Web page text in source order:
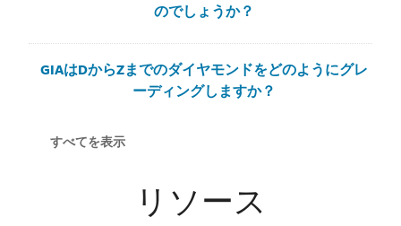
のでしょうか？
GIAはDからZまでのダイヤモンドをどのようにグレ
ーディングしますか？
すべてを表示
リソース